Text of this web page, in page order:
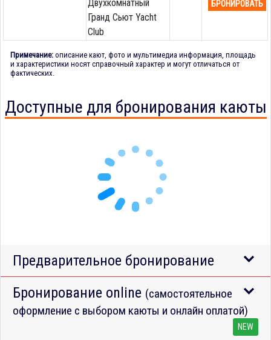
Двухкомнатный
Гранд Сьют Yacht
Club
БРОНИРОВАТЬ
Примечание: описание кают, фото и мультимедиа информация, площадь
и характеристики носят справочный характер и могут отличаться от
фактических.
Доступные для бронирования каюты
Предварительное бронирование
Бронирование online (самостоятельное
оформление с выбором каюты и онлайн оплатой)
NEW